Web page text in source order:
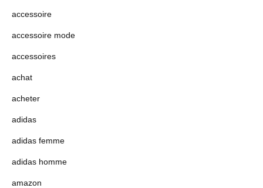
accessoire
accessoire mode
accessoires
achat
acheter
adidas
adidas femme
adidas homme
amazon